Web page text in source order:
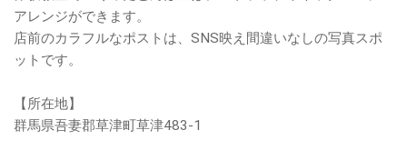
アレンジができます。
店前のカラフルなポストは、SNS映え間違いなしの写真スポ
ットです。
【所在地】
群馬県吾妻郡草津町草津483-1